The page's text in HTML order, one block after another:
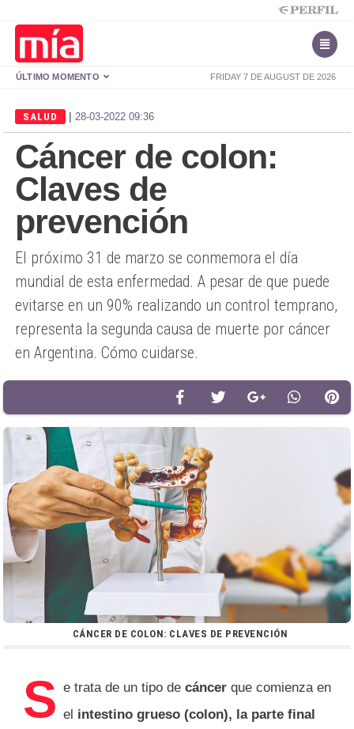
FRIDAY 7 DE AUGUST DE 2026
ÚLTIMO MOMENTO
SALUD | 28-03-2022 09:36
Cáncer de colon:
Claves de
prevención
El próximo 31 de marzo se conmemora el día
mundial de esta enfermedad. A pesar de que puede
evitarse en un 90% realizando un control temprano,
representa la segunda causa de muerte por cáncer
en Argentina. Cómo cuidarse.
CÁNCER DE COLON: CLAVES DE PREVENCIÓN
S e trata de un tipo de cáncer que comienza en
el intestino grueso (colon), la parte final